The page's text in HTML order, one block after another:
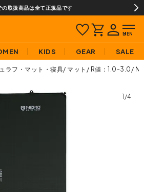
の取扱商品は全て正規品です
KIDS GEAR SALE
ラフ・マット・寝具 マット R値：1.0-3.0
1/4